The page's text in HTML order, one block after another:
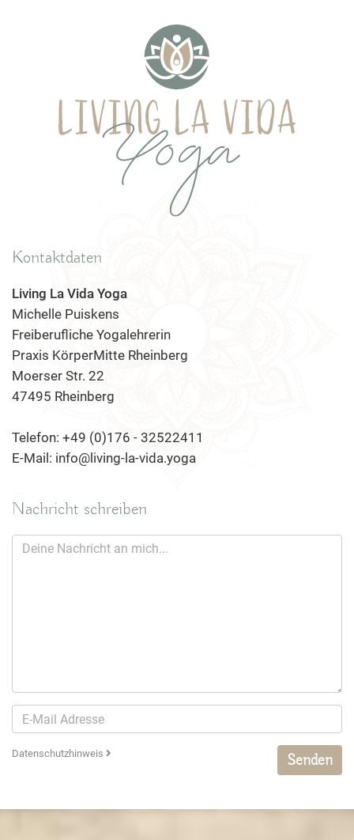
Kontaktdaten
Living La Vida Yoga
Michelle Puiskens
Freiberufliche Yogalehrerin
Praxis KörperMitte Rheinberg
Moerser Str. 22
47495 Rheinberg
Telefon: +49 (0)176 - 32522411
E-Mail: info@living-la-vida.yoga
Nachricht schreiben
Datenschutzhinweis Senden